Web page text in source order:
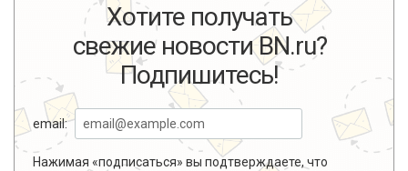
Хотите получать
свежие новости BN.ru?
Подпишитесь!
email:
Нажимая «подписаться» вы подтверждаете, что